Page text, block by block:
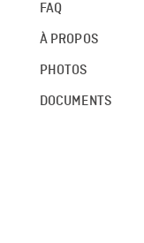
FAQ
À PROPOS
PHOTOS
DOCUMENTS